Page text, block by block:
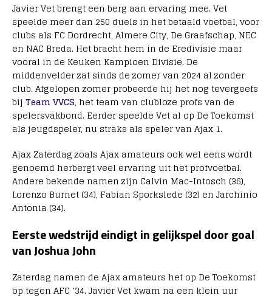
Javier Vet brengt een berg aan ervaring mee. Vet
speelde meer dan 250 duels in het betaald voetbal, voor
clubs als FC Dordrecht, Almere City, De Graafschap, NEC
en NAC Breda. Het bracht hem in de Eredivisie maar
vooral in de Keuken Kampioen Divisie. De
middenvelder zat sinds de zomer van 2024 al zonder
club. Afgelopen zomer probeerde hij het nog tevergeefs
bij Team VVCS, het team van clubloze profs van de
spelersvakbond. Eerder speelde Vet al op De Toekomst
als jeugdspeler, nu straks als speler van Ajax 1.
Ajax Zaterdag zoals Ajax amateurs ook wel eens wordt
genoemd herbergt veel ervaring uit het profvoetbal.
Andere bekende namen zijn Calvin Mac-Intosch (36),
Lorenzo Burnet (34), Fabian Sporkslede (32) en Jarchinio
Antonia (34).
Eerste wedstrijd eindigt in gelijkspel door goal
van Joshua John
Zaterdag namen de Ajax amateurs het op De Toekomst
op tegen AFC ’34. Javier Vet kwam na een klein uur